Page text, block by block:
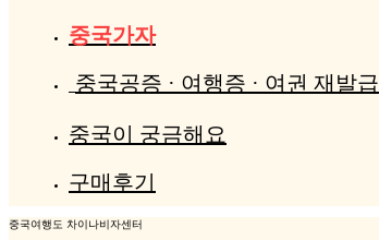
중국가자
중국공증 · 여행증 · 여권 재발급
중국이 궁금해요
구매후기
중국여행도 차이나비자센터